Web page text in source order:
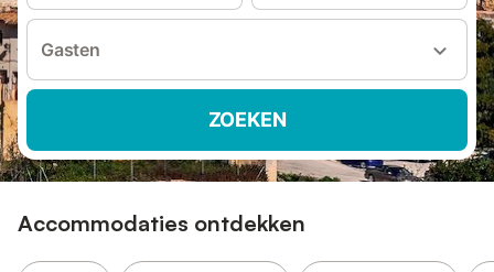
Gasten
ZOEKEN
Accommodaties ontdekken